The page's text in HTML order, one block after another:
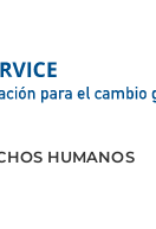
HUMANOS